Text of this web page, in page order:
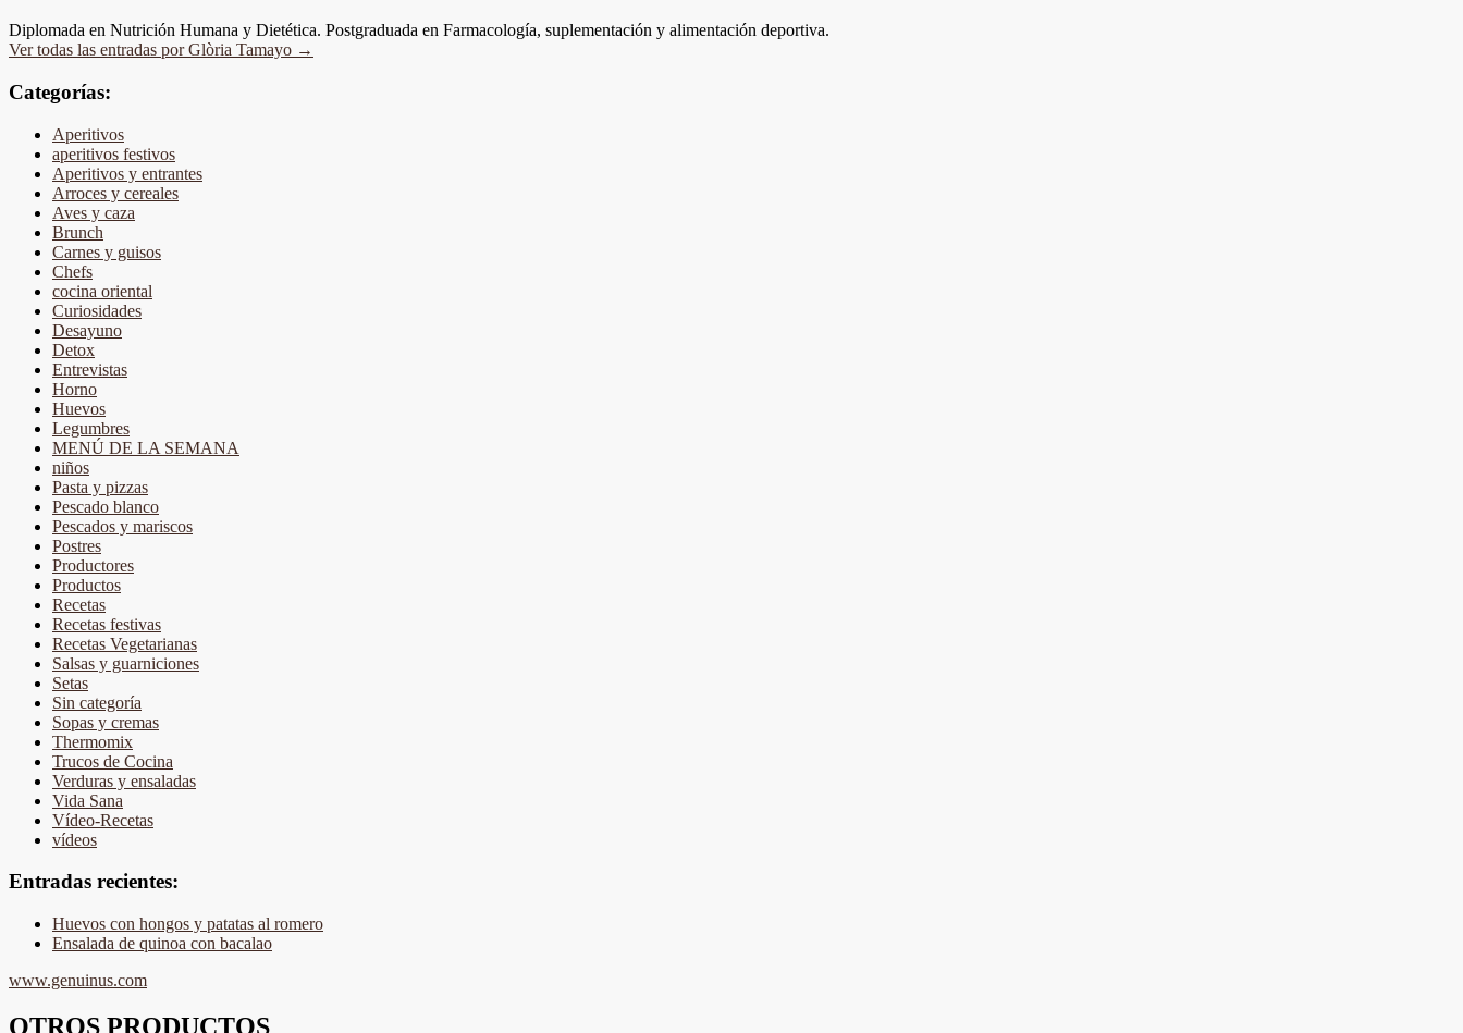
Diplomada en Nutrición Humana y Dietética. Postgraduada en Farmacología, suplementación y alimentación deportiva.
Ver todas las entradas por Glòria Tamayo →
Categorías:
Aperitivos
aperitivos festivos
Aperitivos y entrantes
Arroces y cereales
Aves y caza
Brunch
Carnes y guisos
Chefs
cocina oriental
Curiosidades
Desayuno
Detox
Entrevistas
Horno
Huevos
Legumbres
MENÚ DE LA SEMANA
niños
Pasta y pizzas
Pescado blanco
Pescados y mariscos
Postres
Productores
Productos
Recetas
Recetas festivas
Recetas Vegetarianas
Salsas y guarniciones
Setas
Sin categoría
Sopas y cremas
Thermomix
Trucos de Cocina
Verduras y ensaladas
Vida Sana
Vídeo-Recetas
vídeos
Entradas recientes:
Huevos con hongos y patatas al romero
Ensalada de quinoa con bacalao
www.genuinus.com
OTROS PRODUCTOS